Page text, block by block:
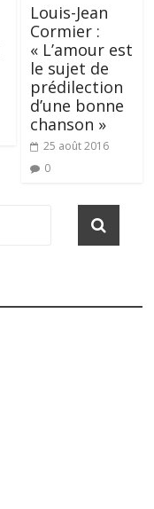
Louis-Jean
Cormier :
« L’amour est
le sujet de
prédilection
d’une bonne
chanson »
25 août 2016
0